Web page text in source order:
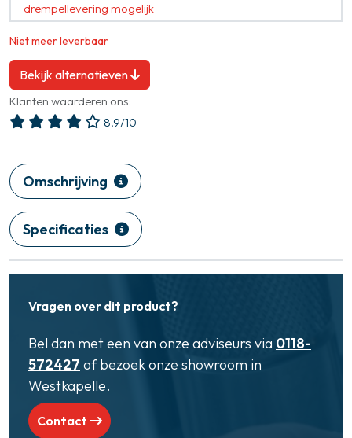
drempellevering mogelijk
Niet meer leverbaar
Bekijk alternatieven
Klanten waarderen ons:
8,9/10
Omschrijving
Specificaties
Vragen over dit product?
Bel dan met een van onze adviseurs via 0118-
572427 of bezoek onze showroom in
Westkapelle.
Contact